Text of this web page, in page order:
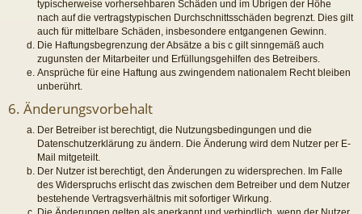
typischerweise vorhersehbaren Schäden und im Übrigen der Höhe
nach auf die vertragstypischen Durchschnittsschäden begrenzt. Dies gilt
auch für mittelbare Schäden, insbesondere entgangenen Gewinn.
Die Haftungsbegrenzung der Absätze a bis c gilt sinngemäß auch
zugunsten der Mitarbeiter und Erfüllungsgehilfen des Betreibers.
Ansprüche für eine Haftung aus zwingendem nationalem Recht bleiben
unberührt.
6. Änderungsvorbehalt
Der Betreiber ist berechtigt, die Nutzungsbedingungen und die
Datenschutzerklärung zu ändern. Die Änderung wird dem Nutzer per E-
Mail mitgeteilt.
Der Nutzer ist berechtigt, den Änderungen zu widersprechen. Im Falle
des Widerspruchs erlischt das zwischen dem Betreiber und dem Nutzer
bestehende Vertragsverhältnis mit sofortiger Wirkung.